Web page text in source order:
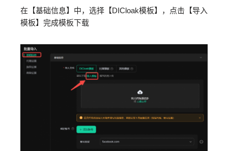
在【基础信息】中，选择【DICloak模板】，点击【导入
模板】完成模板下载